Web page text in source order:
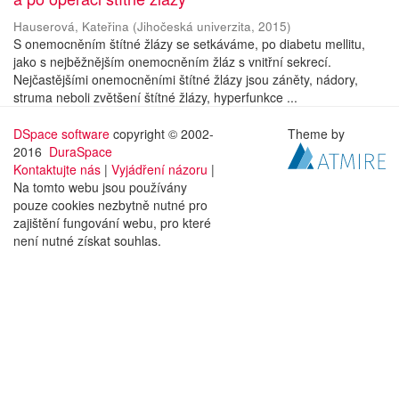
Hauserová, Kateřina (Jihočeská univerzita, 2015)
S onemocněním štítné žlázy se setkáváme, po diabetu mellitu,
jako s nejběžnějším onemocněním žláz s vnitřní sekrecí.
Nejčastějšími onemocněními štítné žlázy jsou záněty, nádory,
struma neboli zvětšení štítné žlázy, hyperfunkce ...
DSpace software copyright © 2002-
2016 DuraSpace
Kontaktujte nás | Vyjádření názoru |
Na tomto webu jsou používány
pouze cookies nezbytně nutné pro
zajištění fungování webu, pro které
není nutné získat souhlas.
Theme by